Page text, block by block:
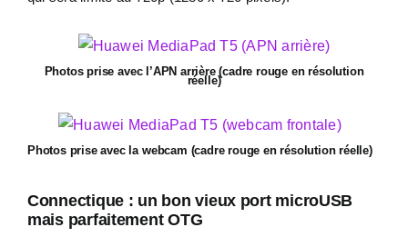
Photos prise avec l’APN arrière (cadre rouge en résolution
réelle)
Photos prise avec la webcam (cadre rouge en résolution réelle)
Connectique : un bon vieux port microUSB
mais parfaitement OTG